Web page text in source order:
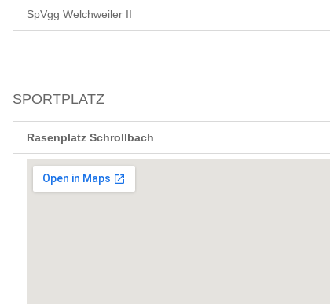
SpVgg Welchweiler II
SPORTPLATZ
Rasenplatz Schrollbach